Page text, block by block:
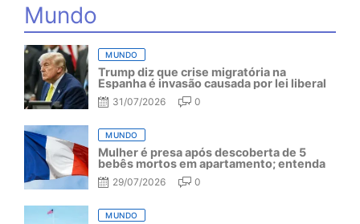
Mundo
MUNDO
Trump diz que crise migratória na
Espanha é invasão causada por lei liberal
31/07/2026 0
MUNDO
Mulher é presa após descoberta de 5
bebês mortos em apartamento; entenda
29/07/2026 0
MUNDO